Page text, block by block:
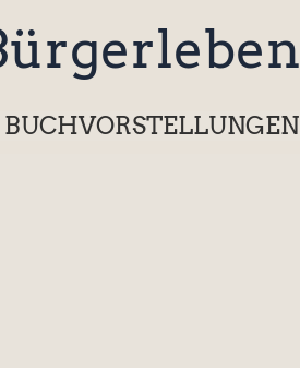
BUCHVORSTELLUNGEN